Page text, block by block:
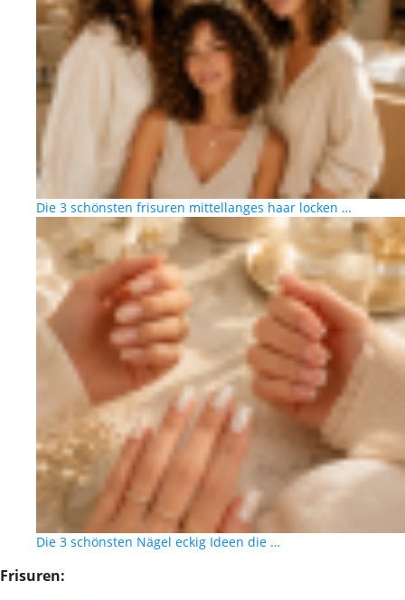
Die 3 schönsten frisuren mittellanges haar locken …
Die 3 schönsten Nägel eckig Ideen die …
Frisuren: